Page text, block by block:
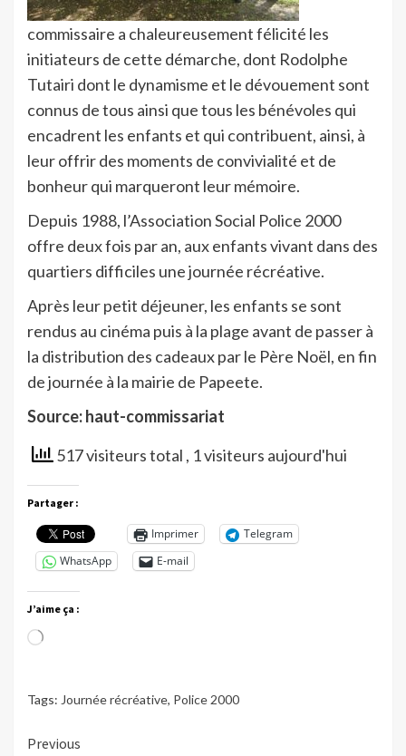
commissaire a chaleureusement félicité les
initiateurs de cette démarche, dont Rodolphe
Tutairi dont le dynamisme et le dévouement sont
connus de tous ainsi que tous les bénévoles qui
encadrent les enfants et qui contribuent, ainsi, à
leur offrir des moments de convivialité et de
bonheur qui marqueront leur mémoire.
Depuis 1988, l’Association Social Police 2000
offre deux fois par an, aux enfants vivant dans des
quartiers difficiles une journée récréative.
Après leur petit déjeuner, les enfants se sont
rendus au cinéma puis à la plage avant de passer à
la distribution des cadeaux par le Père Noël, en fin
de journée à la mairie de Papeete.
Source: haut-commissariat
517 visiteurs total , 1 visiteurs aujourd'hui
Partager :
Imprimer
Telegram
WhatsApp
E-mail
J’aime ça :
Chargement…
Tags: Journée récréative, Police 2000
Continue
Previous